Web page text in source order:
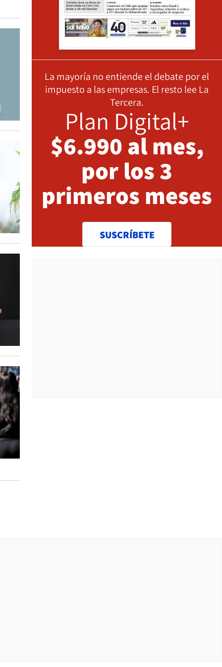
La mayoría no entiende el debate por el
impuesto a las empresas. El resto lee La
Tercera.
Plan Digital+
$6.990 al mes,
por los 3
primeros meses
SUSCRÍBETE